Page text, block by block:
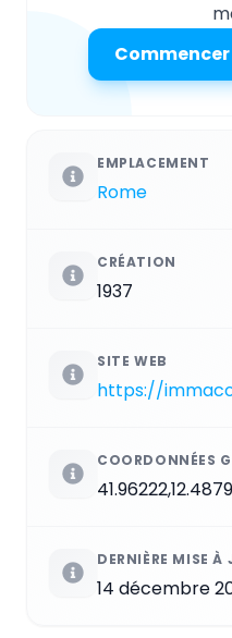
EMPLACEMENT
Rome
CRÉATION
1937
SITE WEB
https://
COORDONNÉES
DERNIÈRE MISE À
14 décembre